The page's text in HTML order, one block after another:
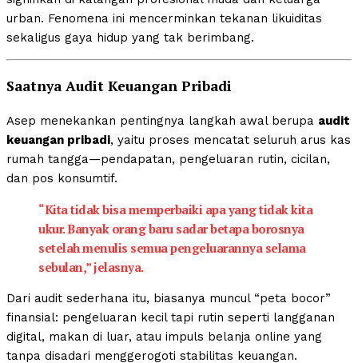
urban. Fenomena ini mencerminkan tekanan likuiditas
sekaligus gaya hidup yang tak berimbang.
Saatnya Audit Keuangan Pribadi
Asep menekankan pentingnya langkah awal berupa audit
keuangan pribadi, yaitu proses mencatat seluruh arus kas
rumah tangga—pendapatan, pengeluaran rutin, cicilan,
dan pos konsumtif.
“Kita tidak bisa memperbaiki apa yang tidak kita
ukur. Banyak orang baru sadar betapa borosnya
setelah menulis semua pengeluarannya selama
sebulan,” jelasnya.
Dari audit sederhana itu, biasanya muncul “peta bocor”
finansial: pengeluaran kecil tapi rutin seperti langganan
digital, makan di luar, atau impuls belanja online yang
tanpa disadari menggerogoti stabilitas keuangan.